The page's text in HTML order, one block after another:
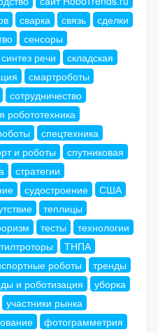
сварка связь
сделки
сенсоры
синтез речи
складская
смартроботы
сотрудничество
робототехника
спецтехника
и роботы
спутниковая
стратегии
судостроение
США
теплицы
тесты
технологии
тилтроторы
ТНПА
роботы
тренды
и роботизация
уборка
участники рынка
фотограмметрия